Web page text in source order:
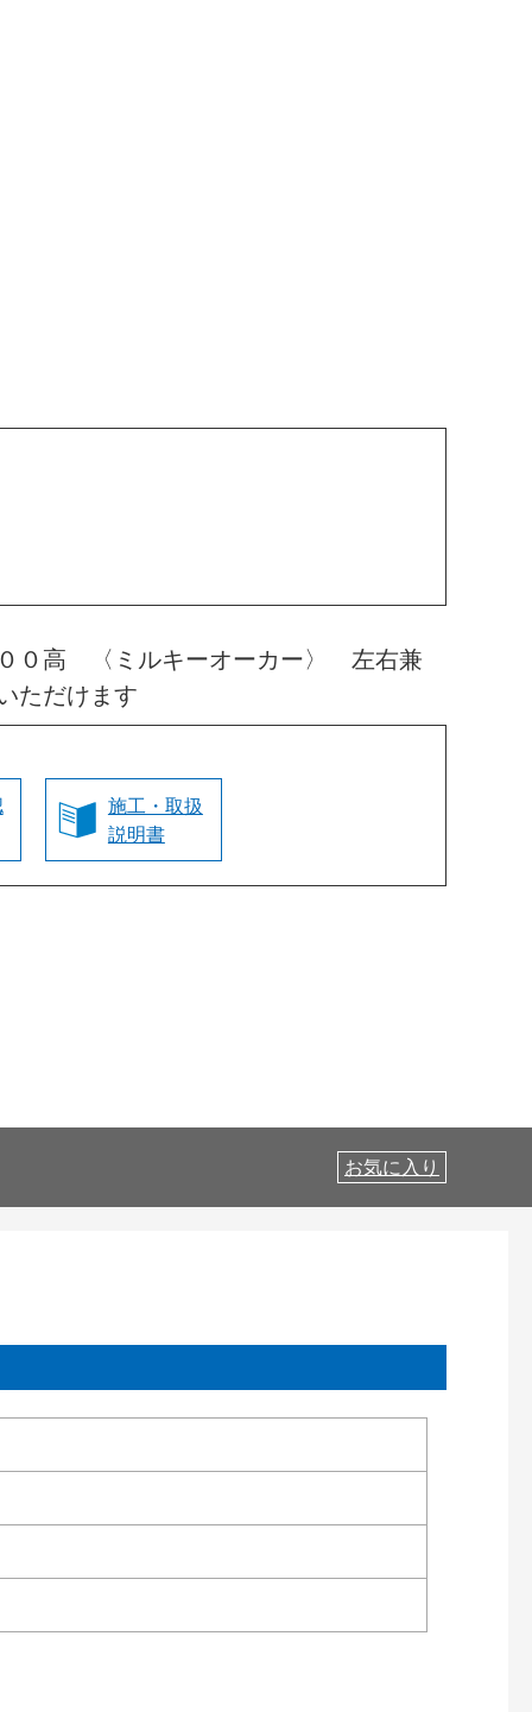
高 〈ミルキーオーカー〉 左右兼
ただけます
施工・取扱
説明書
お気に入り